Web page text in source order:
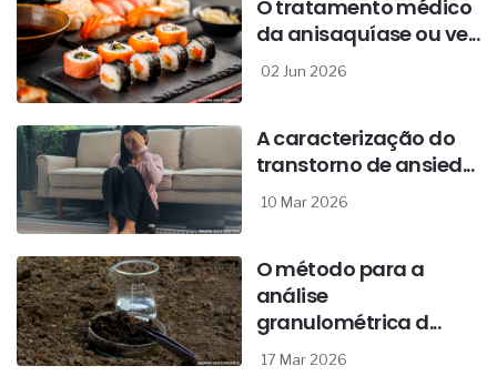
O tratamento médico
da anisaquíase ou ve...
02 Jun 2026
A caracterização do
transtorno de ansied...
10 Mar 2026
O método para a
análise
granulométrica d...
17 Mar 2026